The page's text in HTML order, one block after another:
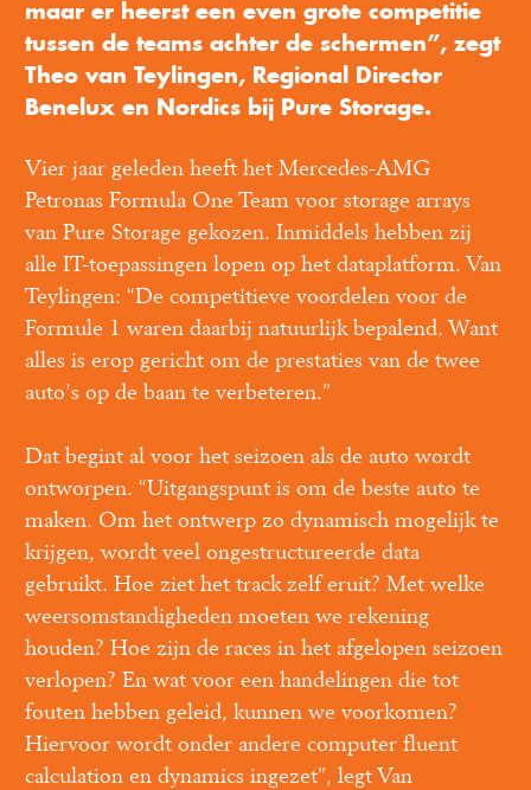
maar er heerst een even grote competitie
tussen de teams achter de schermen”, zegt
Theo van Teylingen, Regional Director
Benelux en Nordics bij Pure Storage.
Vier jaar geleden heeft het Mercedes-AMG
Petronas Formula One Team voor storage arrays
van Pure Storage gekozen. Inmiddels hebben zij
alle IT-toepassingen lopen op het dataplatform. Van
Teylingen: “De competitieve voordelen voor de
Formule 1 waren daarbij natuurlijk bepalend. Want
alles is erop gericht om de prestaties van de twee
auto’s op de baan te verbeteren.”
Dat begint al voor het seizoen als de auto wordt
ontworpen. “Uitgangspunt is om de beste auto te
maken. Om het ontwerp zo dynamisch mogelijk te
krijgen, wordt veel ongestructureerde data
gebruikt. Hoe ziet het track zelf eruit? Met welke
weersomstandigheden moeten we rekening
houden? Hoe zijn de races in het afgelopen seizoen
verlopen? En wat voor een handelingen die tot
fouten hebben geleid, kunnen we voorkomen?
Hiervoor wordt onder andere computer fluent
calculation en dynamics ingezet”, legt Van